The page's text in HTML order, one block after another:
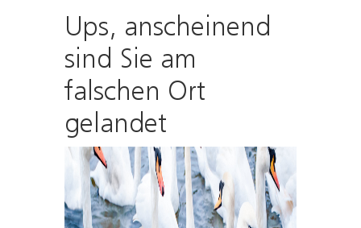
Ups, anscheinend
sind Sie am
falschen Ort
gelandet